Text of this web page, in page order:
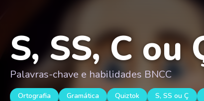
S, SS, C ou
Palavras-chave e habilidades BNCC
Ortografia Gramática Quiztok S, SS ou Ç